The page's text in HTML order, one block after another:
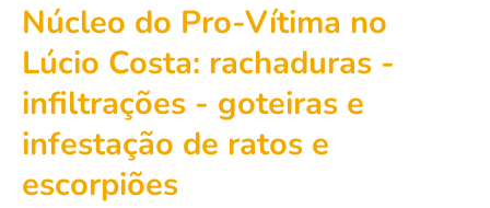
Núcleo do Pro-Vítima no
Lúcio Costa: rachaduras -
infiltrações - goteiras e
infestação de ratos e
escorpiões